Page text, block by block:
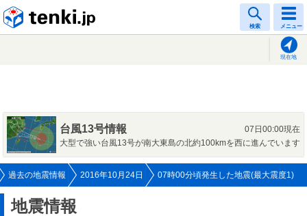
検索 メニュー
現在地
台風13号情報
07日00:00現在
大型で強い台風13号が南大東島の北約100kmを西に進んでいます
過去の地震情報 2016年10月24日 07時00分頃発生した地震(最大震度1)
地震情報